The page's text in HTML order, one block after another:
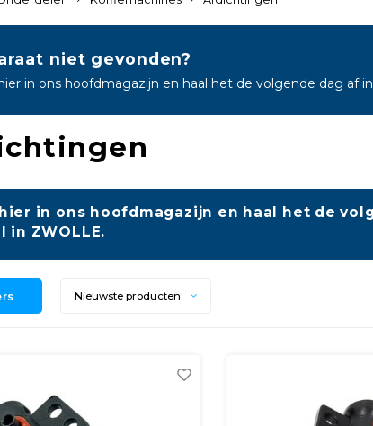
niet gevonden?
in ons hoofdmagazijn en haal het de volgende dag af
in ons hoofdmagazijn en haal het de
in ZWOLLE.
Nieuwste producten